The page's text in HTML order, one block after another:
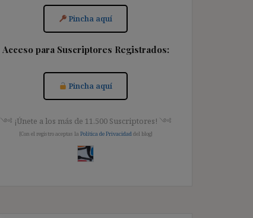
Pincha aquí
Acceso para Suscriptores Registrados:
Pincha aquí
༺ ¡Únete a los más de 11.500 Suscriptores! ༺
[Con el registro aceptas la Política de Privacidad del blog]